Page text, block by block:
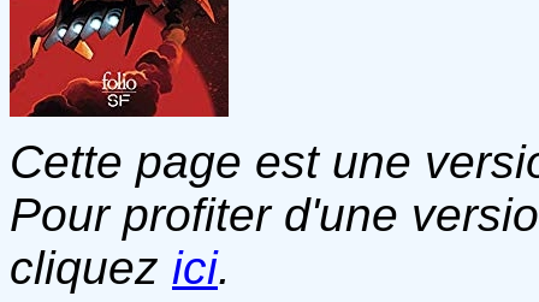
Cette page est une
Pour profiter d'une
cliquez ici.